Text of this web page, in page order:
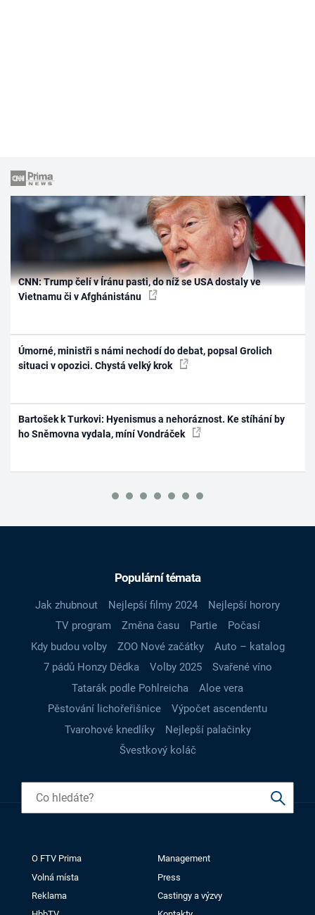
CNN: Trump čelí v Íránu pasti, do níž se USA dostaly ve
Vietnamu či v Afghánistánu
Úmorné, ministři s námi nechodí do debat, popsal Grolich
situaci v opozici. Chystá velký krok
Bartošek k Turkovi: Hyenismus a nehoráznost. Ke stíhání by
ho Sněmovna vydala, míní Vondráček
Populární témata
Jak zhubnout Nejlepší filmy 2024
Nejlepší horory
TV program
Změna času Partie
Počasí
Kdy budou volby
ZOO Nové začátky
Auto – katalog
7 pádů Honzy Dědka
Volby 2025
Svařené víno
Tatarák podle Pohlreicha
Aloe vera
Pěstování lichořeřišnice
Výpočet ascendentu
Tvarohové knedlíky
Nejlepší palačinky
Švestkový koláč
O FTV Prima
Management
Volná místa
Press
Reklama
Castingy a výzvy